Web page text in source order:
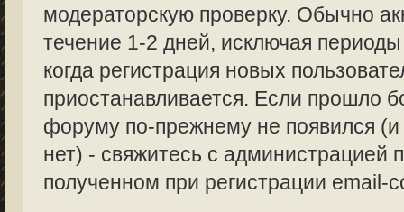
модераторскую проверку. Обычно
течение 1-2 дней, исключая периоды
когда регистрация новых
приостанавливается. Если прошло
форуму по-прежнему не появился
нет) - свяжитесь с администрацией
полученном при регистрации email-